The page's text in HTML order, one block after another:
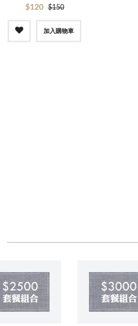
$120 $150
加入購物車